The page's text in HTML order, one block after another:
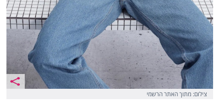
צילום: מתוך האתר הרשמי